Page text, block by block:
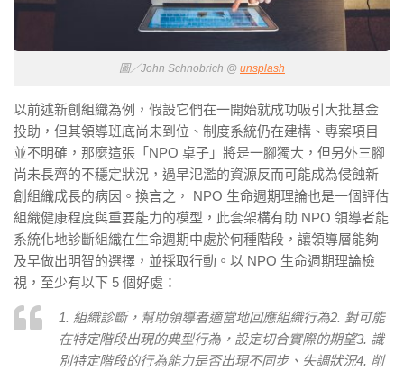
圖／John Schnobrich @ unsplash
以前述新創組織為例，假設它們在一開始就成功吸引大批基金
投助，但其領導班底尚未到位、制度系統仍在建構、專案項目
並不明確，那麼這張「NPO 桌子」將是一腳獨大，但另外三腳
尚未長齊的不穩定狀況，過早氾濫的資源反而可能成為侵蝕新
創組織成長的病因。換言之， NPO 生命週期理論也是一個評估
組織健康程度與重要能力的模型，此套架構有助 NPO 領導者能
系統化地診斷組織在生命週期中處於何種階段，讓領導層能夠
及早做出明智的選擇，並採取行動。以 NPO 生命週期理論檢
視，至少有以下 5 個好處：
1. 組織診斷，幫助領導者適當地回應組織行為2. 對可能
在特定階段出現的典型行為，設定切合實際的期望3. 識
別特定階段的行為能力是否出現不同步、失調狀況4. 削